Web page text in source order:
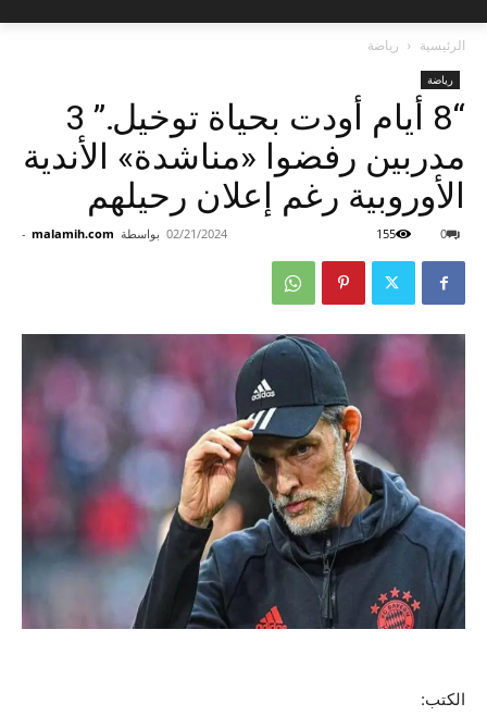
الرئيسية رياضة
رياضة
“8 أيام أودت بحياة توخيل.” 3
مدربين رفضوا «مناشدة» الأندية
الأوروبية رغم إعلان رحيلهم
بواسطة malamih.com
- 02/21/2024 0
155
الكتب: